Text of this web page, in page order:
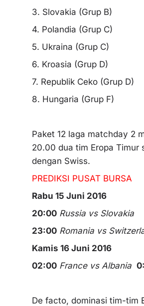
3. Slovakia (Grup B)
4. Polandia (Grup C)
5. Ukraina (Grup C)
6. Kroasia (Grup D)
7. Republik Ceko (Grup D)
8. Hungaria (Grup F)
Paket 12 laga matchday 2
20.00 dua tim Eropa Timur
dengan Swiss.
PREDIKSI PUSAT BURSA
Rabu 15 Juni 2016
20:00 Russia vs
23:00 Romania vs
Kamis 16 Juni 2016
02:00 France vs Albania
De facto, dominasi tim-tim